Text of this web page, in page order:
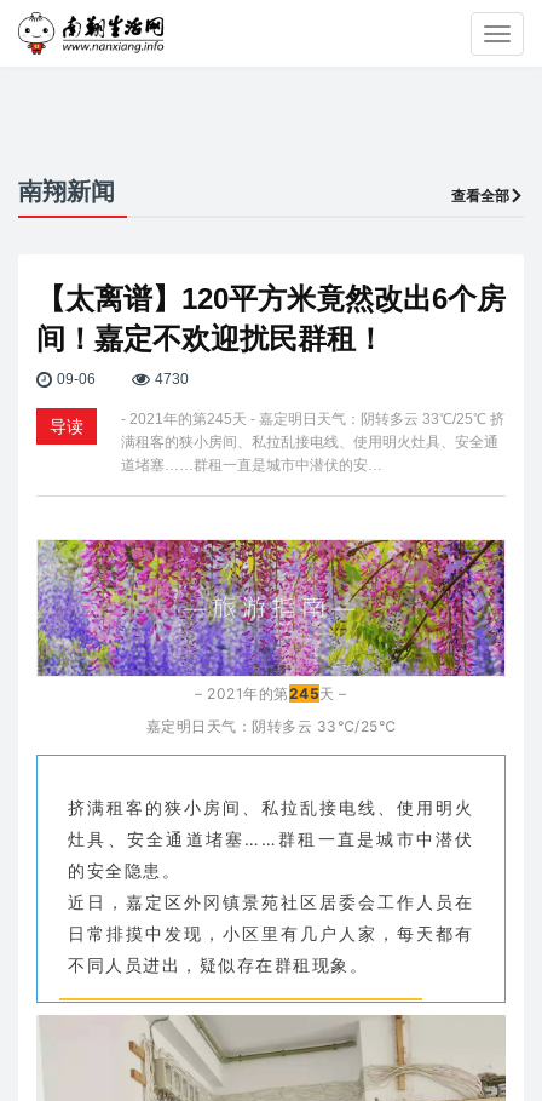
南翔新闻 查看全部
【太离谱】120平方米竟然改出6个房
间！嘉定不欢迎扰民群租！
09-06 4730
导读
- 2021年的第245天 - 嘉定明日天气：阴转多云 33℃/25℃ 挤
满租客的狭小房间、私拉乱接电线、使用明火灶具、安全通
道堵塞……群租一直是城市中潜伏的安…
– 2021年的第245天 –
嘉定明日天气：阴转多云 33℃/25℃
挤满租客的狭小房间、私拉乱接电线、使用明火
灶具、安全通道堵塞……群租一直是城市中潜伏
的安全隐患。
近日，嘉定区外冈镇景苑社区居委会工作人员在
日常排摸中发现，小区里有几户人家，每天都有
不同人员进出，疑似存在群租现象。